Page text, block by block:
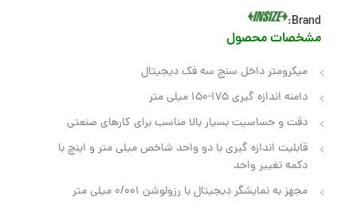
Brand:
مشخصات محصول
میکرومتر داخل سنج سه فک دیجیتال
دامنه اندازه گیری 175-150 میلی متر
دقت و حساسیت بسیار بالا مناسب برای کارهای صنعتی
قابلیت اندازه گیری با دو واحد شاخص میلی متر و اینچ با
دکمه تغییر واحد
مجهز به نمایشگر دیجیتال با رزولوشن 0/001 میلی متر